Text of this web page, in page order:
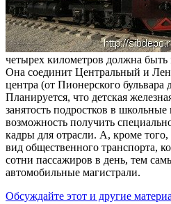
четырех километров должна
Она соединит Центральный и
центра (от Пионерского бульвара
Планируется, что детская
занятость подростков в
возможность получить
кадры для отрасли. А, кроме
вид общественного транспорта,
сотни пассажиров в день, тем
автомобильные магистрали.
Обсуждайте этот и другие